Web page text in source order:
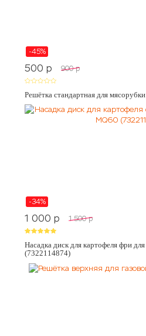
-45%
500 p 900 p
Решётка стандартная для
-34%
1 000 p 1 500 p
Насадка диск для картофеля фри
(7322114874)